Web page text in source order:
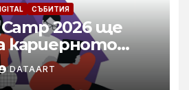
СЪБИТИЯ
2026 ще
кариерното
специалисти в
бранш
DATAART